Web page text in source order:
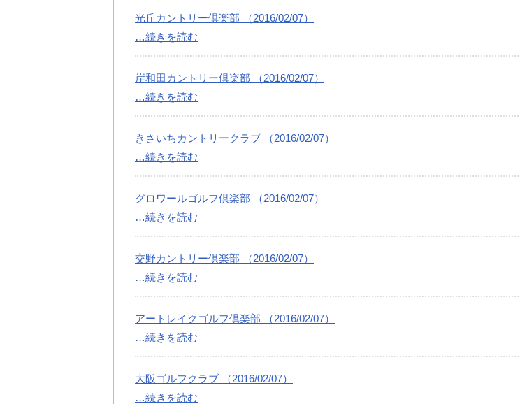
光丘カントリー倶楽部 （2016/02/07）
…続きを読む
岸和田カントリー倶楽部 （2016/02/07）
…続きを読む
きさいちカントリークラブ （2016/02/07）
…続きを読む
グロワールゴルフ倶楽部 （2016/02/07）
…続きを読む
交野カントリー倶楽部 （2016/02/07）
…続きを読む
アートレイクゴルフ倶楽部 （2016/02/07）
…続きを読む
大阪ゴルフクラブ （2016/02/07）
…続きを読む